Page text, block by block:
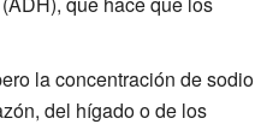
la concentración de sodio
del hígado o de los